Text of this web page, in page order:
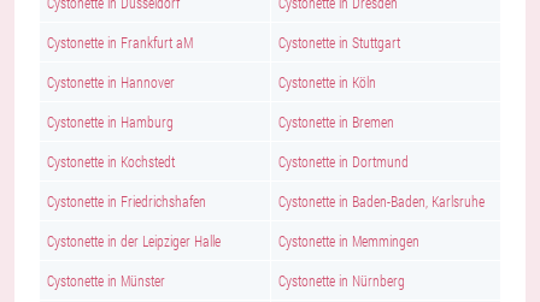
Cystonette in Frankfurt aM Cystonette in Stuttgart
Cystonette in Hannover Cystonette in Köln
Cystonette in Hamburg Cystonette in Bremen
Cystonette in Kochstedt Cystonette in Dortmund
Cystonette in Friedrichshafen Cystonette in Baden-Baden, Karlsruhe
Cystonette in der Leipziger Halle Cystonette in Memmingen
Cystonette in Münster Cystonette in Nürnberg